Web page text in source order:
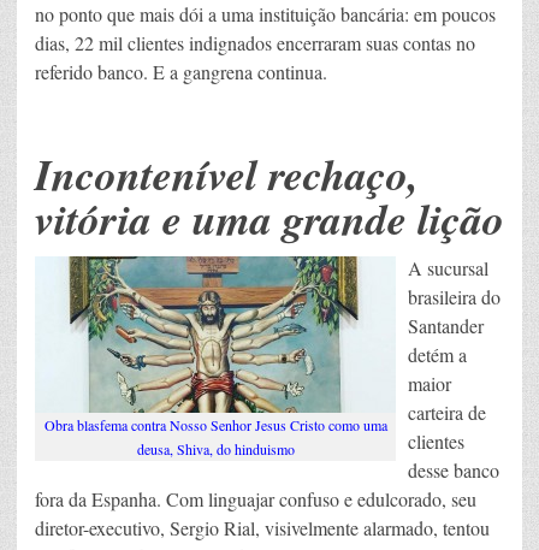
no ponto que mais dói a uma instituição bancária: em poucos
dias, 22 mil clientes indignados encerraram suas contas no
referido banco. E a gangrena continua.
Incontenível rechaço,
vitória e uma grande lição
Obra blasfema contra Nosso Senhor Jesus Cristo como uma
deusa, Shiva, do hinduismo
A sucursal
brasileira do
Santander
detém a
maior
carteira de
clientes
desse banco
fora da Espanha. Com linguajar confuso e edulcorado, seu
diretor-executivo, Sergio Rial, visivelmente alarmado, tentou